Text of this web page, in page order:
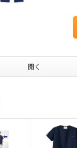
開く